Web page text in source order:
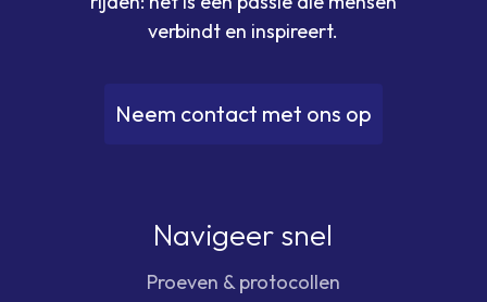
verbindt en inspireert.
Neem contact met ons op
Navigeer snel
Proeven & protocollen